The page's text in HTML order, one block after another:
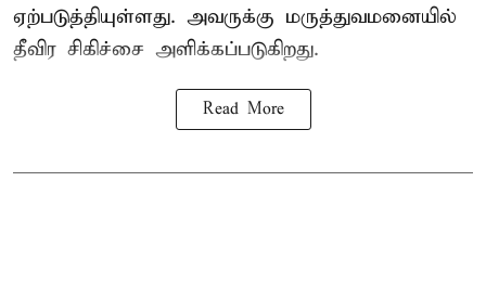
ஏற்படுத்தியுள்ளது. அவருக்கு மருத்துவமனையில்
தீவிர சிகிச்சை அளிக்கப்படுகிறது.
Read More